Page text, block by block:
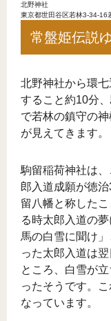
北野神社
東京都世田谷区若林3-34-16
常盤姫伝説
北野神社から環
すること約10分
で若林の鎮守の
が見えてきます。
駒留稲荷神社は
郎入道成願が徳
留八幡と称した
る時太郎入道の
馬の白雪に聞け
った太郎入道は
ところ、白雪が
ったそうです。
なっています。